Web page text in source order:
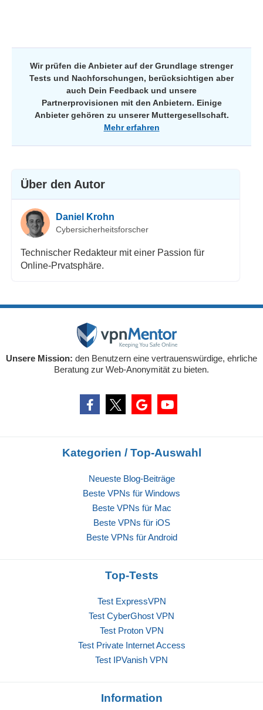
Wir prüfen die Anbieter auf der Grundlage strenger
Tests und Nachforschungen, berücksichtigen aber
auch Dein Feedback und unsere
Partnerprovisionen mit den Anbietern. Einige
Anbieter gehören zu unserer Muttergesellschaft.
Mehr erfahren
Über den Autor
Daniel Krohn
Cybersicherheitsforscher
Technischer Redakteur mit einer Passion für
Online-Prvatsphäre.
Unsere Mission: den Benutzern eine vertrauenswürdige, ehrliche
Beratung zur Web-Anonymität zu bieten.
Kategorien / Top-Auswahl
Neueste Blog-Beiträge
Beste VPNs für Windows
Beste VPNs für Mac
Beste VPNs für iOS
Beste VPNs für Android
Top-Tests
Test ExpressVPN
Test CyberGhost VPN
Test Proton VPN
Test Private Internet Access
Test IPVanish VPN
Information